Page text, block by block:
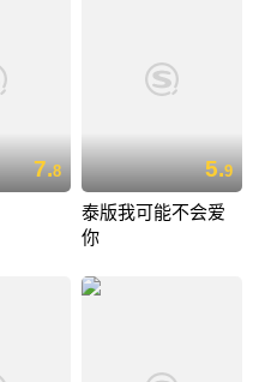
7.8 5.9
泰版我可能不会爱
你